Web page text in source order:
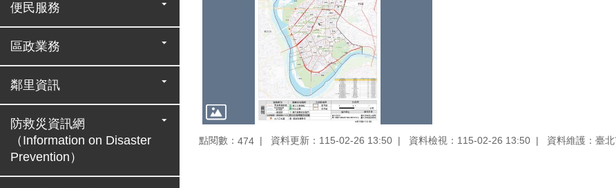
便民服務
區政業務
鄰里資訊
防救災資訊網
（Information on Disaster
Prevention）
點閱數： 474 資料更新：115-02-26 13:50 資料檢視：115-02-26 13:50 資料維護：臺